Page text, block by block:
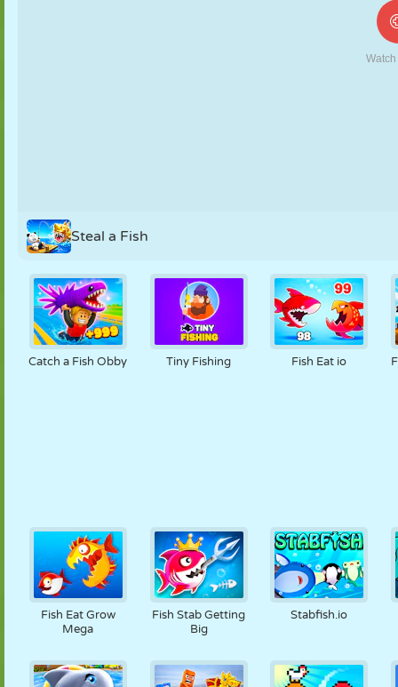
Steal a Fish
Catch a Fish Obby Tiny Fishing Fish Eat io
Fish Eat Grow
Mega
Fish Stab Getting
Big
Stabfish.io